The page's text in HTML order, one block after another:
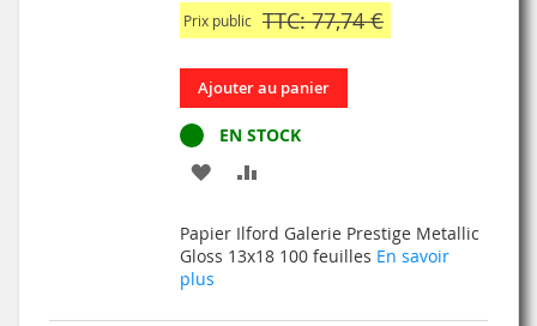
Prix public TTC: 77,74 €
Ajouter au panier
EN STOCK
AJOUTER
MA
COMPARATEUR
Papier Ilford Galerie Prestige Metallic
Gloss 13x18 100 feuilles En savoir
plus